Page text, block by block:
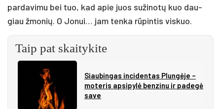
par­da­vi­mu bei tuo, kad apie juos su­ži­no­tų kuo dau­
giau žmo­nių. O Jo­nui… jam ten­ka rū­pin­tis vis­kuo.
Taip pat skaitykite
Siau­bin­gas in­ci­den­tas Plun­gė­je –
mo­te­ris ap­si­py­lė ben­zi­nu ir pa­de­gė
sa­ve